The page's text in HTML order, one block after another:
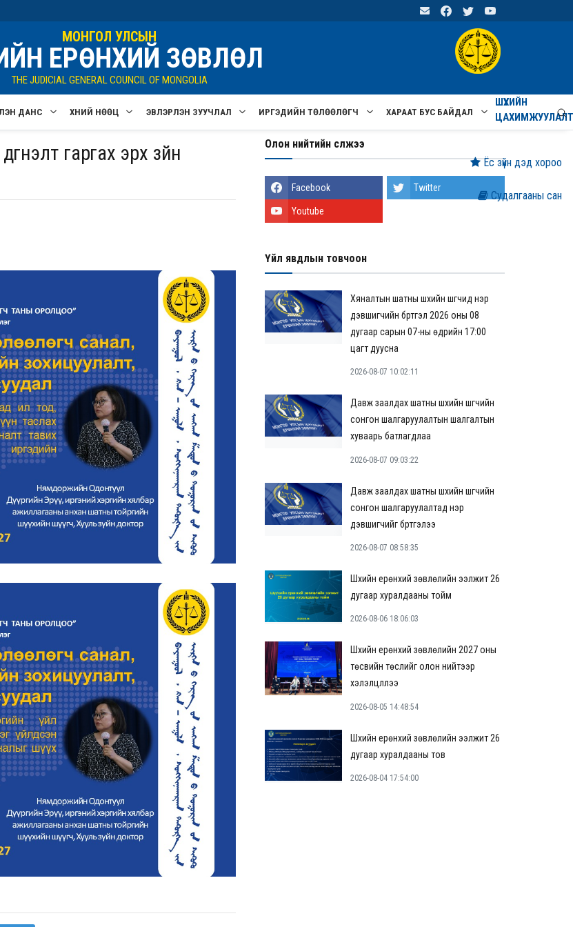
МОНГОЛ УЛСЫН
ЕРӨНХИЙ ЗӨВЛӨЛ
THE JUDICIAL GENERAL COUNCIL OF MONGOLIA
ДАНС ХҮНИЙ НӨӨЦ ЭВЛЭРҮҮЛЭН ЗУУЧЛАЛ ИРГЭДИЙН ТӨЛӨӨЛӨГЧ ХАРААТ БУС БАЙДАЛ
ШҮҮХИЙН
гаргах эрх зүйн
Олон нийтийн сүлжээ
Facebook Twitter
Youtube
Үйл явдлын товчоон
Хяналтын шатны шүүхийн шүүгчид нэр
дэвшигчийн бүртгэл 2026 оны 08
дугаар сарын 07-ны өдрийн 17:00
цагт дуусна
2026-08-07 10:02:11
Давж заалдах шатны шүүхийн шүүгчийн
сонгон шалгаруулалтын шалгалтын
хуваарь батлагдлаа
2026-08-07 09:03:22
Давж заалдах шатны шүүхийн шүүгчийн
сонгон шалгаруулалтад нэр
дэвшигчийг бүртгэлээ
2026-08-07 08:58:35
Шүүхийн ерөнхий зөвлөлийн ээлжит 26
дугаар хуралдааны тойм
2026-08-06 18:06:03
Шүүхийн ерөнхий зөвлөлийн 2027 оны
төсвийн төслийг олон нийтээр
хэлэлцүүллээ
2026-08-05 14:48:54
Шүүхийн ерөнхий зөвлөлийн ээлжит 26
дугаар хуралдааны тов
2026-08-04 17:54:00
Судалгааны сан
Ёс зүйн дэд хороо